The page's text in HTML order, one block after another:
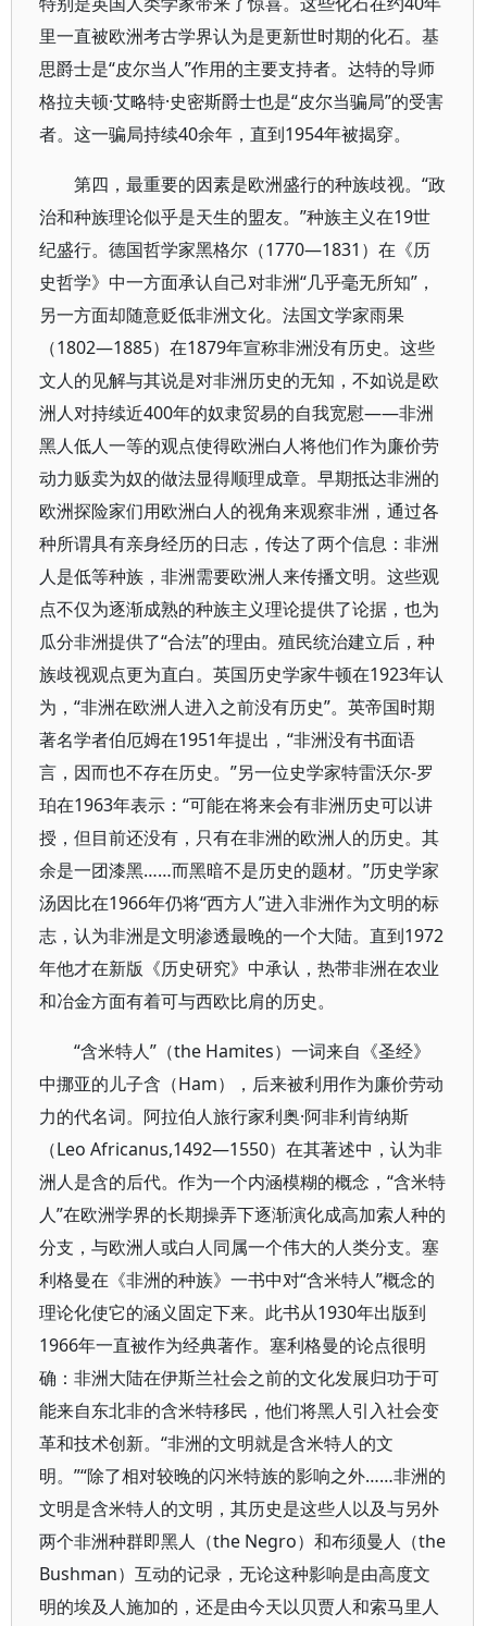
里一直被欧洲考古学界认为是更新世时期的化石。基
思爵士是“皮尔当人”作用的主要支持者。达特的导师
格拉夫顿·艾略特·史密斯爵士也是“皮尔当骗局”的受害
者。这一骗局持续40余年，直到1954年被揭穿。
第四，最重要的因素是欧洲盛行的种族歧视。“政
治和种族理论似乎是天生的盟友。”种族主义在19世
纪盛行。德国哲学家黑格尔（1770—1831）在《历
史哲学》中一方面承认自己对非洲“几乎毫无所知”，
另一方面却随意贬低非洲文化。法国文学家雨果
（1802—1885）在1879年宣称非洲没有历史。这些
文人的见解与其说是对非洲历史的无知，不如说是欧
洲人对持续近400年的奴隶贸易的自我宽慰——非洲
黑人低人一等的观点使得欧洲白人将他们作为廉价劳
动力贩卖为奴的做法显得顺理成章。早期抵达非洲的
欧洲探险家们用欧洲白人的视角来观察非洲，通过各
种所谓具有亲身经历的日志，传达了两个信息：非洲
人是低等种族，非洲需要欧洲人来传播文明。这些观
点不仅为逐渐成熟的种族主义理论提供了论据，也为
瓜分非洲提供了“合法”的理由。殖民统治建立后，种
族歧视观点更为直白。英国历史学家牛顿在1923年认
为，“非洲在欧洲人进入之前没有历史”。英帝国时期
著名学者伯厄姆在1951年提出，“非洲没有书面语
言，因而也不存在历史。”另一位史学家特雷沃尔-罗
珀在1963年表示：“可能在将来会有非洲历史可以讲
授，但目前还没有，只有在非洲的欧洲人的历史。其
余是一团漆黑……而黑暗不是历史的题材。”历史学家
汤因比在1966年仍将“西方人”进入非洲作为文明的标
志，认为非洲是文明渗透最晚的一个大陆。直到1972
年他才在新版《历史研究》中承认，热带非洲在农业
和冶金方面有着可与西欧比肩的历史。
“含米特人”（the Hamites）一词来自《圣经》
中挪亚的儿子含（Ham），后来被利用作为廉价劳动
力的代名词。阿拉伯人旅行家利奥·阿非利肯纳斯
（Leo Africanus,1492—1550）在其著述中，认为非
洲人是含的后代。作为一个内涵模糊的概念，“含米特
人”在欧洲学界的长期操弄下逐渐演化成高加索人种的
分支，与欧洲人或白人同属一个伟大的人类分支。塞
利格曼在《非洲的种族》一书中对“含米特人”概念的
理论化使它的涵义固定下来。此书从1930年出版到
1966年一直被作为经典著作。塞利格曼的论点很明
确：非洲大陆在伊斯兰社会之前的文化发展归功于可
能来自东北非的含米特移民，他们将黑人引入社会变
革和技术创新。“非洲的文明就是含米特人的文
明。”“除了相对较晚的闪米特族的影响之外……非洲的
文明是含米特人的文明，其历史是这些人以及与另外
两个非洲种群即黑人（the Negro）和布须曼人（the
Bushman）互动的记录，无论这种影响是由高度文
明的埃及人施加的，还是由今天以贝贾人和索马里人